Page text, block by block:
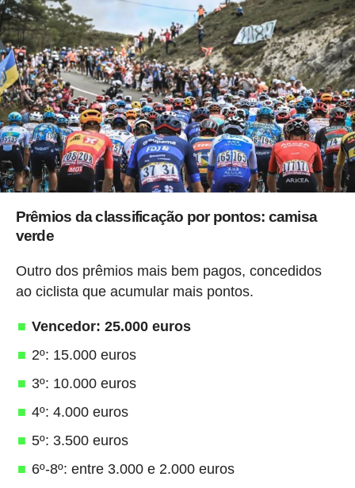
Prêmios da classificação por pontos: camisa
verde
Outro dos prêmios mais bem pagos, concedidos
ao ciclista que acumular mais pontos.
Vencedor: 25.000 euros
2º: 15.000 euros
3º: 10.000 euros
4º: 4.000 euros
5º: 3.500 euros
6º-8º: entre 3.000 e 2.000 euros